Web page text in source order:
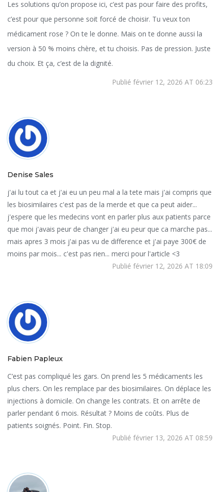
Les solutions qu’on propose ici, c’est pas pour faire des profits,
c’est pour que personne soit forcé de choisir. Tu veux ton
médicament rose ? On te le donne. Mais on te donne aussi la
version à 50 % moins chère, et tu choisis. Pas de pression. Juste
du choix. Et ça, c’est de la dignité.
Publié février 12, 2026 AT 06:23
Denise Sales
j'ai lu tout ca et j'ai eu un peu mal a la tete mais j'ai compris que
les biosimilaires c'est pas de la merde et que ca peut aider...
j'espere que les medecins vont en parler plus aux patients parce
que moi j'avais peur de changer j'ai eu peur que ca marche pas...
mais apres 3 mois j'ai pas vu de difference et j'ai paye 300€ de
moins par mois... c'est pas rien... merci pour l'article <3
Publié février 12, 2026 AT 18:09
Fabien Papleux
C’est pas compliqué les gars. On prend les 5 médicaments les
plus chers. On les remplace par des biosimilaires. On déplace les
injections à domicile. On change les contrats. Et on arrête de
parler pendant 6 mois. Résultat ? Moins de coûts. Plus de
patients soignés. Point. Fin. Stop.
Publié février 13, 2026 AT 08:59